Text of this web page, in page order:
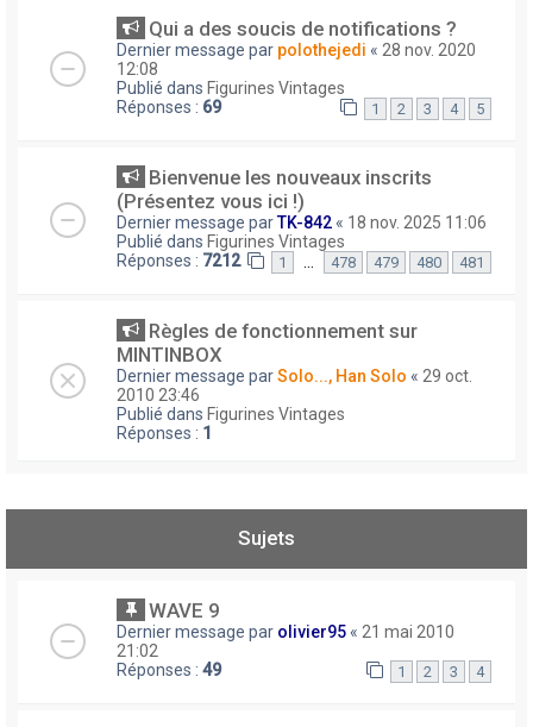
Qui a des soucis de notifications ?
Dernier message par polothejedi « 28 nov. 2020
12:08
Publié dans Figurines Vintages
Réponses : 69 1 2 3 4 5
Bienvenue les nouveaux inscrits
(Présentez vous ici !)
Dernier message parTK-842 « 18 nov. 2025 11:06
Publié dans Figurines Vintages
Réponses : 7212 1 … 478 479 480 481
Règles de fonctionnement sur
MINTINBOX
Dernier message parSolo..., Han Solo « 29 oct.
2010 23:46
Publié dans Figurines Vintages
Réponses : 1
Sujets
WAVE 9
Dernier message par olivier95 « 21 mai 2010
21:02
Réponses : 49 1 2 3 4